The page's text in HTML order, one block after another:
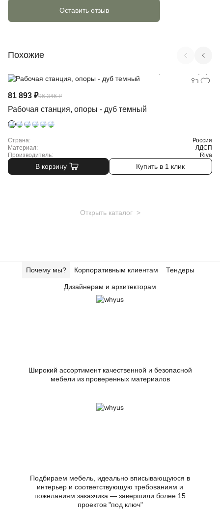
Оставить отзыв
Похожие
Рабочая станция, опоры - дуб темный
81 893 ₽96 346 ₽
В корзину Купить в 1 клик
Страна:
Россия
Материал:
ЛДСП
Производитель:
Riva
Открыть каталог >
Почему мы? Корпоративным клиентам Тендеры
Дизайнерам и архитекторам
Широкий ассортимент качественной и безопасной
мебели из проверенных материалов
Подбираем мебель, идеально вписывающуюся в
интерьер и соответствующую требованиям и
пожеланиям заказчика — завершили более 15
проектов "под ключ"